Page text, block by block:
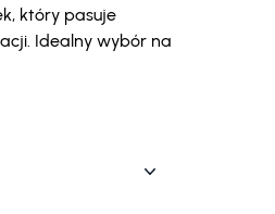
który pasuje
Idealny wybór na